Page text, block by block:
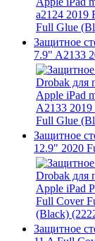
Защитное
7.9" A2133
Защитное
12.9" 2020
Защитное